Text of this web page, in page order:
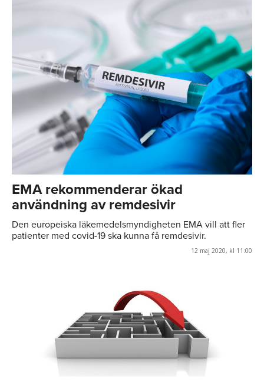
EMA rekommenderar ökad
användning av remdesivir
Den europeiska läkemedelsmyndigheten EMA vill att fler
patienter med covid-19 ska kunna få remdesivir.
12 maj 2020, kl 11:00